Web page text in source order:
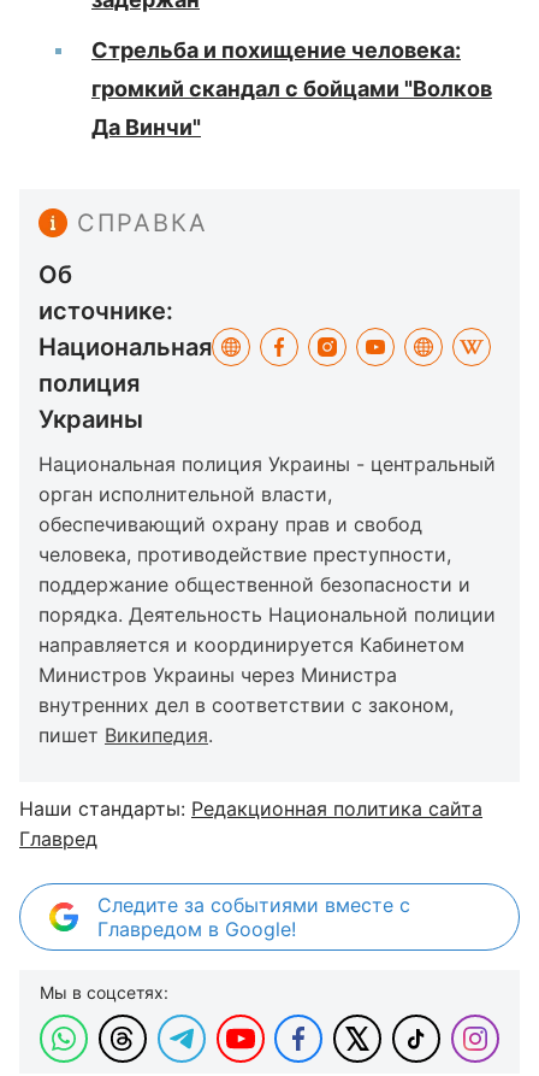
Стрельба и похищение человека:
громкий скандал с бойцами "Волков
Да Винчи"
СПРАВКА
Об
источнике:
Национальная
полиция
Украины
Национальная полиция Украины - центральный
орган исполнительной власти,
обеспечивающий охрану прав и свобод
человека, противодействие преступности,
поддержание общественной безопасности и
порядка. Деятельность Национальной полиции
направляется и координируется Кабинетом
Министров Украины через Министра
внутренних дел в соответствии с законом,
пишет Википедия.
Наши стандарты: Редакционная политика сайта
Главред
Следите за событиями вместе с
Главредом в Google!
Мы в соцсетях: